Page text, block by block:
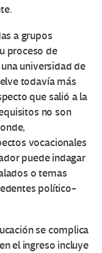
a grupos
proceso de
universidad de
todavía más
que salió a la
no son
vocacionales
puede indagar
o temas
político-
se complica
el ingreso incluye